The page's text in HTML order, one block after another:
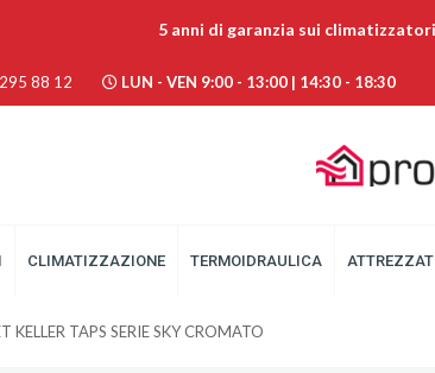
5 anni di garanzia sui
88 12 LUN - VEN 9:00 - 13:00 | 14:30 - 18:30
CLIMATIZZAZIONE TERMOIDRAULICA
TAPS SERIE SKY CROMATO